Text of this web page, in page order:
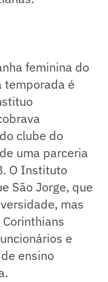
feminina do
temporada é
clube do
uma parceria
O Instituto
São Jorge, que
mas
e
ensino